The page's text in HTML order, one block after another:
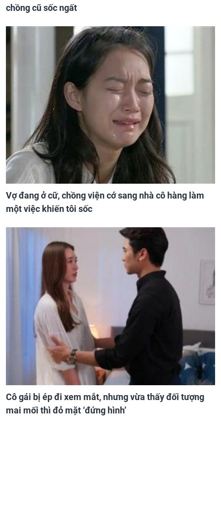
chồng cũ sốc ngất
Vợ đang ở cữ, chồng viện cớ sang nhà cô hàng làm
một việc khiến tôi sốc
Cô gái bị ép đi xem mắt, nhưng vừa thấy đối tượng
mai mối thì đỏ mặt ‘đứng hình’